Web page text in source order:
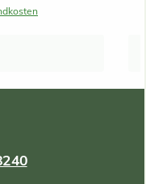
kann bei
Wunder
des Gartenkorn
Gartenkorn
einzigartige